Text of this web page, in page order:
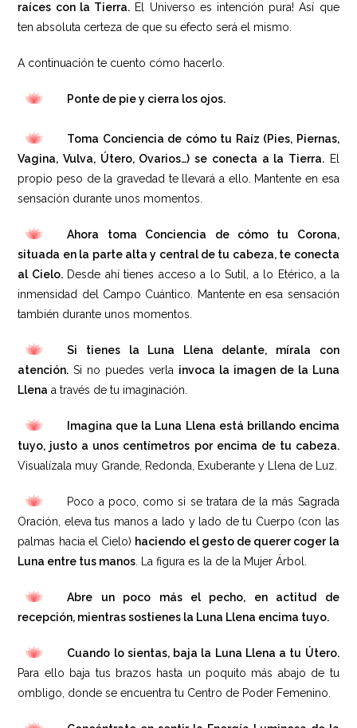
raíces con la Tierra. El Universo es intención pura! Así que
ten absoluta certeza de que su efecto será el mismo.
A continuación te cuento cómo hacerlo.
Ponte de pie y cierra los ojos.
Toma Conciencia de cómo tu Raíz (Pies, Piernas,
Vagina, Vulva, Útero, Ovarios…) se conecta a la Tierra.El
propio peso de la gravedad te llevará a ello. Mantente en esa
sensación durante unos momentos.
Ahora toma Conciencia de cómo tu Corona,
situada en la parte alta y central de tu cabeza, te conecta
al Cielo.Desde ahí tienes acceso a lo Sutil, a lo Etérico, a la
inmensidad del Campo Cuántico. Mantente en esa sensación
también durante unos momentos.
Si tienes la Luna Llena delante, mírala con
atención. Si no puedes verla invoca la imagen de la Luna
Llena a través de tu imaginación.
Imagina que la Luna Llena está brillando encima
tuyo, justo a unos centímetros por encima de tu cabeza.
Visualízala muy Grande, Redonda, Exuberante y Llena de Luz.
Poco a poco, como si se tratara de la más Sagrada
Oración, eleva tus manos a lado y lado de tu Cuerpo (con las
palmas hacia el Cielo) haciendo el gesto de querer coger la
Luna entre tus manos . La figura es la de la Mujer Árbol.
Abre un poco más el pecho, en actitud de
recepción, mientras sostienes la Luna Llena encima tuyo.
Cuando lo sientas, baja la Luna Llena a tu Útero.
Para ello baja tus brazos hasta un poquito más abajo de tu
ombligo, donde se encuentra tu Centro de Poder Femenino.